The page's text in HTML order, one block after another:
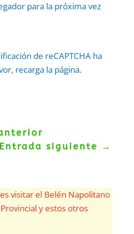
para la próxima vez
de reCAPTCHA ha
recarga la página.
Entrada siguiente
→